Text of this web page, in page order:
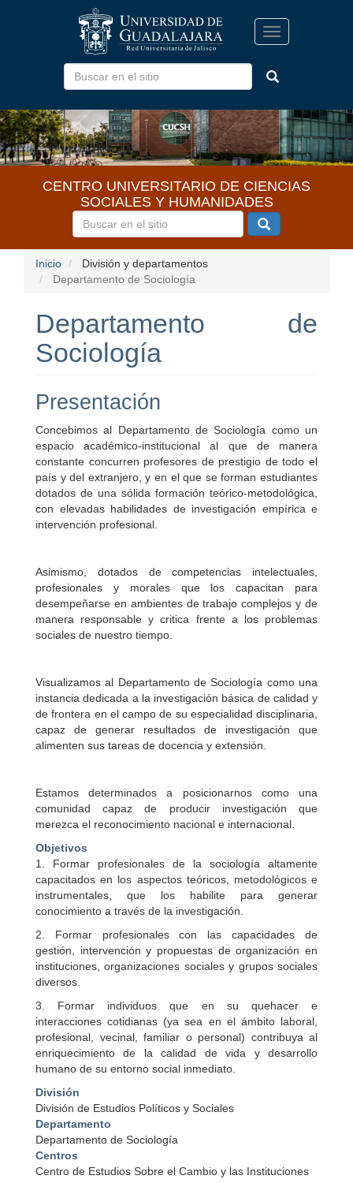
Toggle
navigation
CENTRO UNIVERSITARIO DE CIENCIAS
SOCIALES Y HUMANIDADES
Inicio
División y departamentos
Departamento de Sociología
Departamento de
Sociología
Presentación
Concebimos al Departamento de Sociología como un
espacio académico-institucional al que de manera
constante concurren profesores de prestigio de todo el
país y del extranjero, y en el que se forman estudiantes
dotados de una sólida formación teórico-metodológica,
con elevadas habilidades de investigación empírica e
intervención profesional.
Asimismo, dotados de competencias intelectuales,
profesionales y morales que los capacitan para
desempeñarse en ambientes de trabajo complejos y de
manera responsable y critica frente a los problemas
sociales de nuestro tiempo.
Visualizamos al Departamento de Sociología como una
instancia dedicada a la investigación básica de calidad y
de frontera en el campo de su especialidad disciplinaria,
capaz de generar resultados de investigación que
alimenten sus tareas de docencia y extensión.
Estamos determinados a posicionarnos como una
comunidad capaz de producir investigación que
merezca el reconocimiento nacional e internacional.
Objetivos
1. Formar profesionales de la sociología altamente
capacitados en los aspectos teóricos, metodológicos e
instrumentales, que los habilite para generar
conocimiento a través de la investigación.
2. Formar profesionales con las capacidades de
gestión, intervención y propuestas de organización en
instituciones, organizaciones sociales y grupos sociales
diversos.
3. Formar individuos que en su quehacer e
interacciones cotidianas (ya sea en el ámbito laboral,
profesional, vecinal, familiar o personal) contribuya al
enriquecimiento de la calidad de vida y desarrollo
humano de su entorno social inmediato.
División
División de Estudios Políticos y Sociales
Departamento
Departamento de Sociología
Centros
Centro de Estudios Sobre el Cambio y las Instituciones